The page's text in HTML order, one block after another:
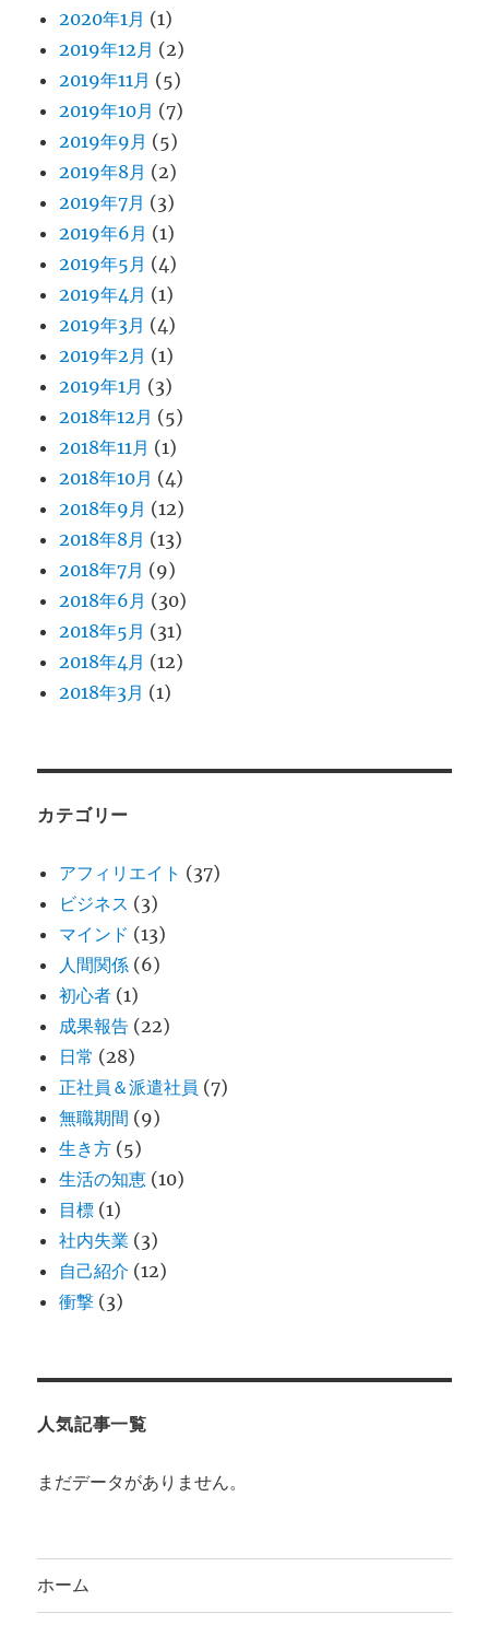
2020年1月 (1)
2019年12月 (2)
2019年11月 (5)
2019年10月 (7)
2019年9月 (5)
2019年8月 (2)
2019年7月 (3)
2019年6月 (1)
2019年5月 (4)
2019年4月 (1)
2019年3月 (4)
2019年2月 (1)
2019年1月 (3)
2018年12月 (5)
2018年11月 (1)
2018年10月 (4)
2018年9月 (12)
2018年8月 (13)
2018年7月 (9)
2018年6月 (30)
2018年5月 (31)
2018年4月 (12)
2018年3月 (1)
カテゴリー
アフィリエイト (37)
ビジネス (3)
マインド (13)
人間関係 (6)
初心者 (1)
成果報告 (22)
日常 (28)
正社員＆派遣社員 (7)
無職期間 (9)
生き方 (5)
生活の知恵 (10)
目標 (1)
社内失業 (3)
自己紹介 (12)
衝撃 (3)
人気記事一覧
まだデータがありません。
ホーム